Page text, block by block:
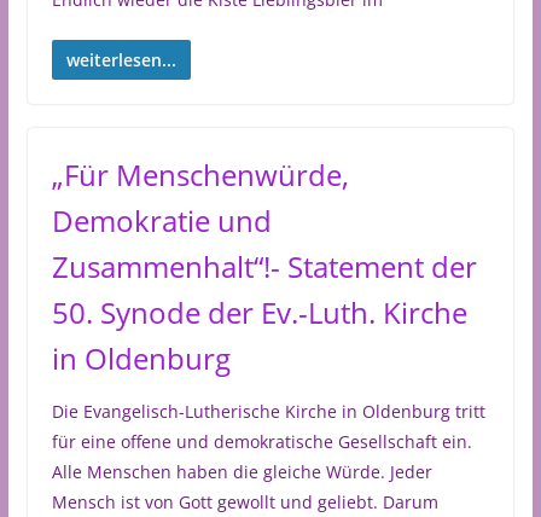
weiterlesen...
„Für Menschenwürde,
Demokratie und
Zusammenhalt“!- Statement der
50. Synode der Ev.-Luth. Kirche
in Oldenburg
Die Evangelisch-Lutherische Kirche in Oldenburg tritt
für eine offene und demokratische Gesellschaft ein.
Alle Menschen haben die gleiche Würde. Jeder
Mensch ist von Gott gewollt und geliebt. Darum